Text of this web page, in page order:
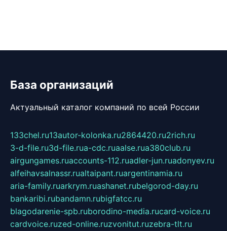
База организаций
Актуальный каталог компаний по всей России
133chel.ru13autor-kolonka.ru2864420.ru2rich.ru
3-d-file.ru3d-file.rua-cdc.ruaalse.rua380club.ru
airgungames.ruaccounts-112.ruadler-jun.ruadonyev.ru
alfeihavsalnassr.rualtaipant.ruargentinamia.ru
aria-family.ruarkrym.ruashanet.rubelgorod-day.ru
bankaribi.rubandamn.rubigfatcc.ru
blagodarenie-spb.ruborodino-media.rucard-voice.ru
cardvoice.ruzed-online.ruzvonitut.ruzebra-tlt.ru